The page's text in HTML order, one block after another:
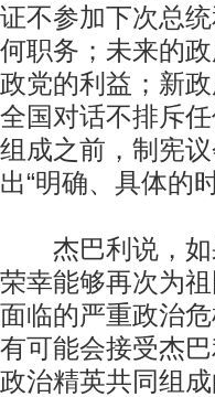
证不参加下次总
何职务；未来的
政党的利益；新
全国对话不排斥
组成之前，制宪
出“明确、具体的
杰巴利说，如
荣幸能够再次为
面临的严重政治
有可能会接受杰
政治精英共同组成